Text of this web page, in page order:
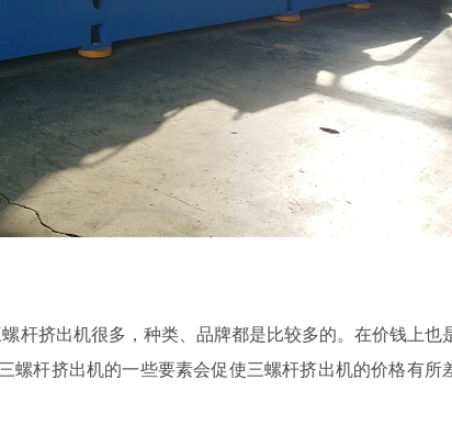
杆挤出机很多，种类、品牌都是比较多的。在价钱上也
螺杆挤出机的一些要素会促使三螺杆挤出机的价格有所